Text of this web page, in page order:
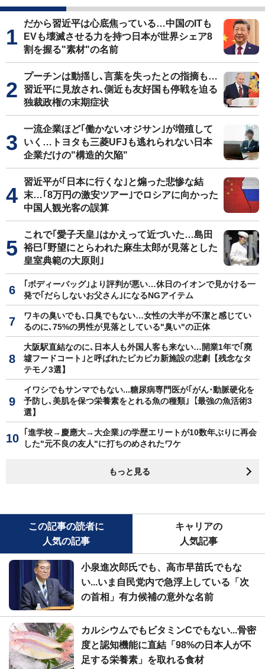
だから習近平は心底焦っている…中国のITも
EVも壊滅させる力を持つ日本が世界シェア8
割を握る"素材"の名前
プーチンは動揺し､言葉を失ったとの指摘も…
習近平に見放され､側近も友好国も停戦を迫る
独裁政権の末期症状
一流企業ほど｢働かないオジサン｣が増殖して
いく…トヨタも三菱UFJも逃れられない日本
企業だけの"構造的欠陥"
習近平が｢日本に行くな｣と煽った悲惨な結
末…｢8万円の激安ツアー｣でロシアに向かった
中国人観光客の誤算
これで｢愛子天皇｣はかえって近づいた…島田
裕巳｢野望にとらわれた麻生太郎が見落とした
皇室典範の大原則｣
｢ボディーバッグ｣より評判が悪い…休日のイオンで見かける一
発で｢だらしないお父さん｣になるNGアイテム
ワキの臭いでも､口臭でもない…女性の大半が不潔と感じてい
るのに､75%の男性が見落としている"臭い"の正体
大阪駅直結なのに､日本人も外国人客も来ない…開業1年で｢廃
墟フードコート｣と呼ばれたピカピカ新施設の悲劇【残念なタ
テモノ3選】
イワシでもサンマでもない...糖尿病専門医が｢がん･動脈硬化を
予防し､美肌を保つ栄養素をとれる魚の種類｣【最強の魚活術3
選】
｢進学校→慶應大→大企業｣の学歴エリートが10数年ぶりに再会
した"元不良の友人"に打ちのめされたワケ
もっと見る
この記事の読者に
人気の記事
キャリアの
人気記事
小泉進次郎氏でも、高市早苗氏でもな
い...いま自民党内で急浮上している「次
の首相」有力候補の意外な名前
カルシウムでもビタミンCでもない...骨密
度と認知機能に直結「98%の日本人が不
足する栄養素」を取れる食材